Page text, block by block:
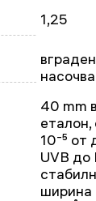
1,25
40 mm
10⁻⁵ от
UVB до
ширина